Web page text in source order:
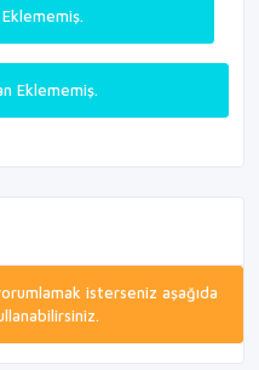
Eklememiş.
isterseniz aşağıda